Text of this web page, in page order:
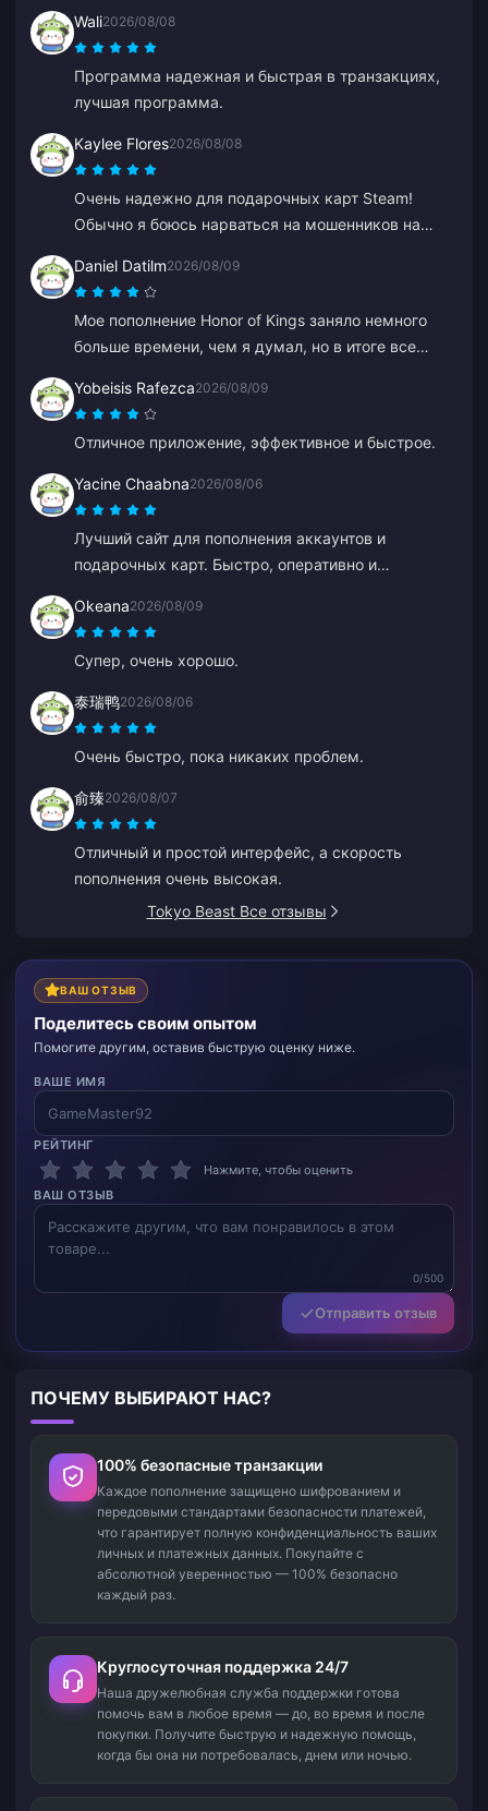
Wali2026/08/08
Программа надежная и быстрая в транзакциях,
лучшая программа.
Kaylee Flores2026/08/08
Очень надежно для подарочных карт Steam!
Обычно я боюсь нарваться на мошенников на
Рекомендую на 10/10.
Daniel Datilm2026/08/09
Мое пополнение Honor of Kings заняло немного
больше времени, чем я думал, но в итоге все
Yobeisis Rafezca2026/08/09
Отличное приложение, эффективное и быстрое.
Yacine Chaabna2026/08/06
Лучший сайт для пополнения аккаунтов и
подарочных карт. Быстро, оперативно и
пробовал другие сайты, но BitTopup — лучший.
Так держать!
Okeana2026/08/09
Супер, очень хорошо.
泰瑞鸭2026/08/06
Очень быстро, пока никаких проблем.
俞臻2026/08/07
Отличный и простой интерфейс, а скорость
пополнения очень высокая.
Tokyo Beast Все отзывы
ВАШ ОТЗЫВ
Поделитесь своим опытом
Помогите другим, оставив быструю оценку ниже.
ВАШЕ ИМЯ
РЕЙТИНГ
Нажмите, чтобы оценить
ВАШ ОТЗЫВ
0/500
Отправить отзыв
ПОЧЕМУ ВЫБИРАЮТ НАС?
100% безопасные транзакции
Каждое пополнение защищено шифрованием и
передовыми стандартами безопасности платежей,
что гарантирует полную конфиденциальность ваших
личных и платежных данных. Покупайте с
абсолютной уверенностью — 100% безопасно
каждый раз.
Круглосуточная поддержка 24/7
Наша дружелюбная служба поддержки готова
помочь вам в любое время — до, во время и после
покупки. Получите быструю и надежную помощь,
когда бы она ни потребовалась, днем или ночью.